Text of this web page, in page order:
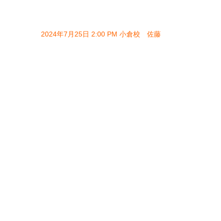
2024年7月25日 2:00 PM 小倉校 佐藤